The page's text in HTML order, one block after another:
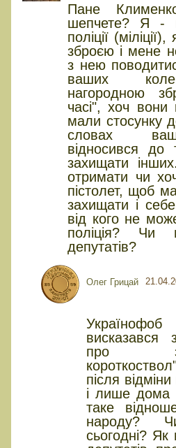
Пане
шепчете? Я -
поліції
зброєю і мене
з нею
ваших
нагородною
часі", хоч вони
мали стосунку
словах
відносився
захищати
отримати чи
пістолет, щоб
захищати і
від кого не
поліція? Чи
депутатів?
Олег Грицай
Українофоб
висказався
про
після
і лише дома
таке
народу?
сьогодні? Як